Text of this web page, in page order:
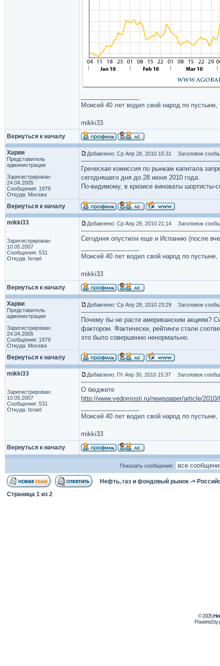
Моисей 40 лет водил свой народ по
mikki33
Вернуться к началу
Харви
Представитель
администрации
Зарегистрирован:
24.04.2005
Сообщения: 1979
Откуда: Москва
Добавлено: Ср Апр 28, 2010 15:31 Заголовок
Греческая комиссия по рынкам капитала
сегодняшего дня до 28 июня 2010 года.
По-видимому, в кризисе виноваты шортисты-
Вернуться к началу
mikki33
Зарегистрирован:
10.05.2007
Сообщения: 531
Откуда: Israel
Добавлено: Ср Апр 28, 2010 21:14 Заголовок
Сегодння опустили еще и Испанию (после
Моисей 40 лет водил свой народ по
mikki33
Вернуться к началу
Харви
Представитель
администрации
Зарегистрирован:
24.04.2005
Сообщения: 1979
Откуда: Москва
Добавлено: Ср Апр 28, 2010 23:29 Заголовок
Почему бы не расти американским акциям?
фактором. Фактически, рейтинги стали
это было совершенно ненормально.
Вернуться к началу
mikki33
Зарегистрирован:
10.05.2007
Сообщения: 531
Откуда: Israel
Добавлено: Пт Апр 30, 2010 15:37 Заголовок
О бюджете
http://www.vedomosti.ru/newspaper/article/
Моисей 40 лет водил свой народ по
mikki33
Вернуться к началу
Показать сообщения:
Нефть, газ и фондовый рынок ->
Страница 1 из 2
© 2005
Powered by